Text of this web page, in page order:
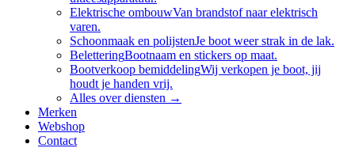
Elektrische ombouwVan brandstof naar elektrisch
varen.
Schoonmaak en polijstenJe boot weer strak in de lak.
BeletteringBootnaam en stickers op maat.
Bootverkoop bemiddelingWij verkopen je boot, jij
houdt je handen vrij.
Alles overdiensten →
Merken
Webshop
Contact